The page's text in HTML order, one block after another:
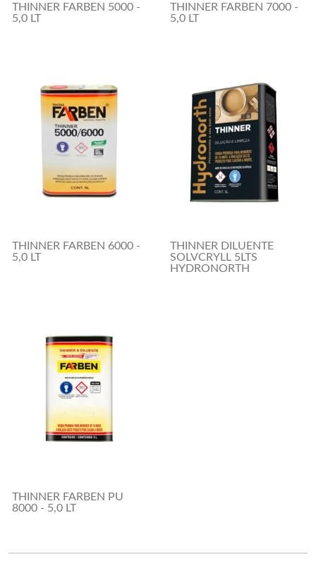
THINNER FARBEN 5000 -
5,0 LT
THINNER FARBEN 7000 -
5,0 LT
THINNER FARBEN 6000 -
5,0 LT
THINNER DILUENTE
SOLVCRYLL 5LTS
HYDRONORTH
THINNER FARBEN PU
8000 - 5,0 LT